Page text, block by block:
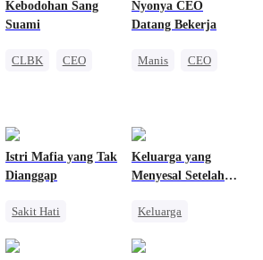
Kebodohan Sang
Suami
CLBK
CEO
Kehamilan
Nyonya CEO
Datang Bekerja
Manis
CEO
Istri Mafia yang Tak
Dianggap
Sakit Hati
Keluarga yang
Menyesal Setelah
oleh AI
Keluarga